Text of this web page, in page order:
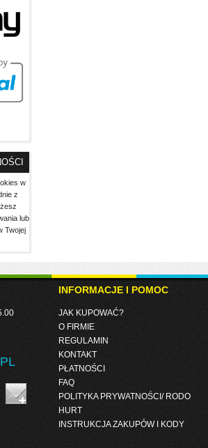
w
z
lub
Twojej
INFORMACJE I POMOC
JAK KUPOWAĆ?
O FIRMIE
REGULAMIN
KONTAKT
PŁATNOŚCI
FAQ
POLITYKA PRYWATNOŚCI/ RODO
HURT
INSTRUKCJA ZAKUPÓW I KODY